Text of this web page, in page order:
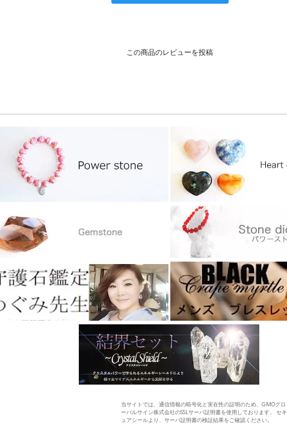
この商品のレビューを投稿
当サイトでは、通信情報の暗号化と実在性の証明のため、GMOグロ
ーバルサイン株式会社のSSLサーバ証明書を使用しております。 セキ
ュアシールより、サーバ証明書の検証結果をご確認ください。